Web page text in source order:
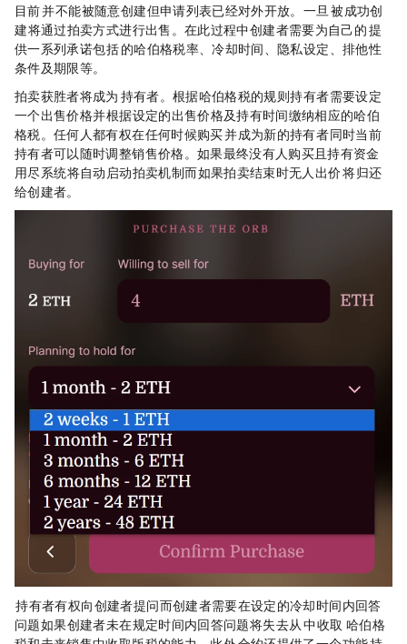
目前 Orb 并不能被随意创建，但申请列表已经对外开放。一旦 Orb 被成功创
建，将通过拍卖方式进行出售。在此过程中，创建者需要为自己的 Orb 提
供一系列承诺，包括 Orb 的哈伯格税率、冷却时间、隐私设定、排他性
条件及期限等。
拍卖获胜者将成为 Orb 持有者。根据哈伯格税的规则，持有者需要设定
一个出售价格，并根据设定的出售价格及持有时间缴纳相应的哈伯
格税。任何人都有权在任何时候购买 Orb 并成为新的持有者，同时当前
持有者可以随时调整销售价格。如果最终没有人购买且持有资金
用尽，系统将自动启动拍卖机制，而如果拍卖结束时无人出价，Orb 将归还
给创建者。
Orb 持有者有权向创建者提问，而创建者需要在设定的冷却时间内回答
问题，如果创建者未在规定时间内回答问题，将失去从 Orb 中收取 Harberger 哈伯格